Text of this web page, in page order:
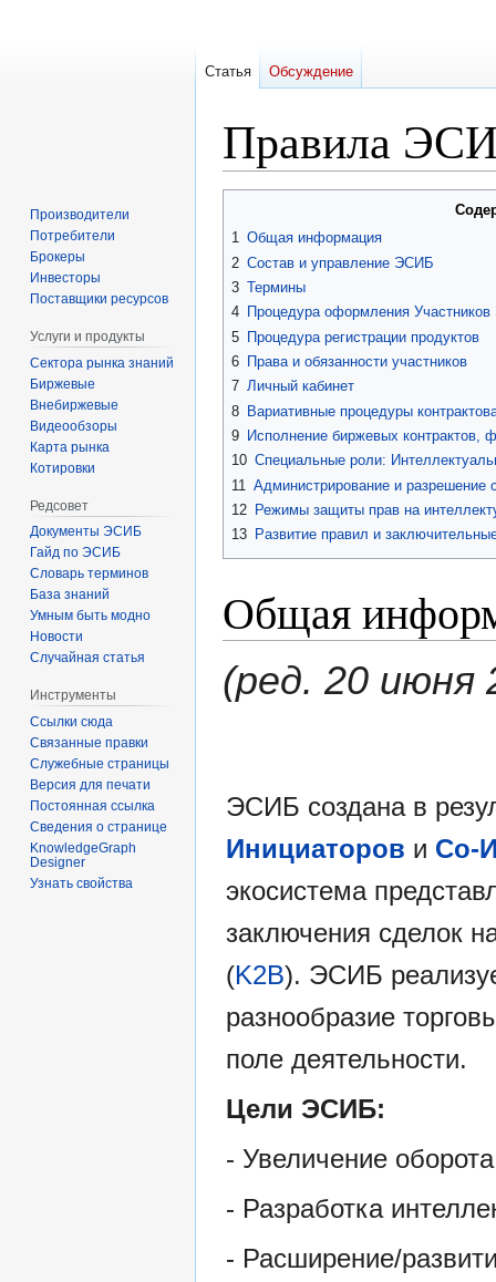
Правила
навигации
1 Общая информация
2 Состав и управление ЭСИБ
3 Термины
4 Процедура оформления
5 Процедура регистрации продуктов
6 Права и обязанности участников
7 Личный кабинет
8 Вариативные процедуры
9 Исполнение биржевых контрактов,
10 Специальные роли:
11 Администрирование и разрешение
12 Режимы защиты прав на
13 Развитие правил и
Общая
(ред. 20 июня
ЭСИБ создана в
Инициаторов и Со-
экосистема
заключения сделок
(K2B). ЭСИБ
разнообразие
поле деятельности.
Цели ЭСИБ:
- Увеличение
- Разработка
- Расширение/
Статья Обсуждение
Производители
Потребители
Брокеры
Инвесторы
Поставщики ресурсов
Услуги и продукты
Сектора рынка знаний
Биржевые
Внебиржевые
Видеообзоры
Карта рынка
Котировки
Редсовет
Документы ЭСИБ
Гайд по ЭСИБ
Словарь терминов
База знаний
Умным быть модно
Новости
Случайная статья
Инструменты
Ссылки сюда
Связанные правки
Служебные страницы
Версия для печати
Постоянная ссылка
Сведения о странице
KnowledgeGraph
Designer
Узнать свойства